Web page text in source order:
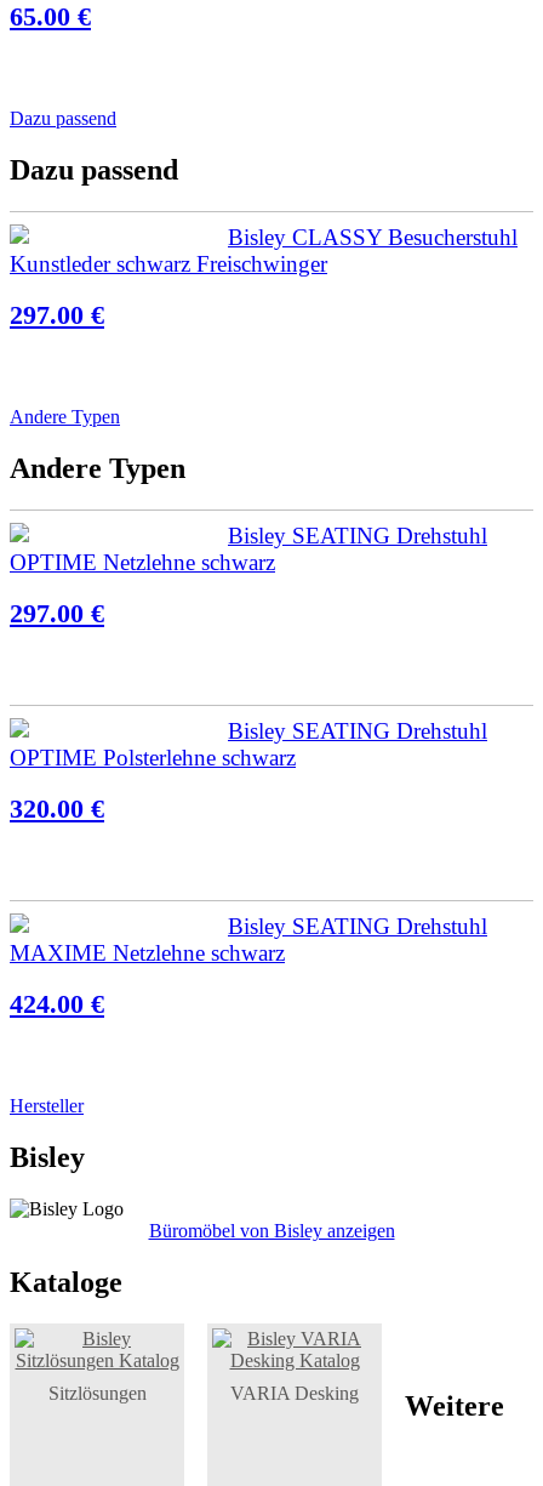
65.00 €
Dazu passend
Dazu passend
Bisley CLASSY Besucherstuhl
Kunstleder schwarz Freischwinger
297.00 €
Andere Typen
Andere Typen
Bisley SEATING Drehstuhl
OPTIME Netzlehne schwarz
297.00 €
Bisley SEATING Drehstuhl
OPTIME Polsterlehne schwarz
320.00 €
Bisley SEATING Drehstuhl
MAXIME Netzlehne schwarz
424.00 €
Hersteller
Bisley
Büromöbel von Bisley anzeigen
Kataloge
Sitzlösungen VARIA Desking Weitere